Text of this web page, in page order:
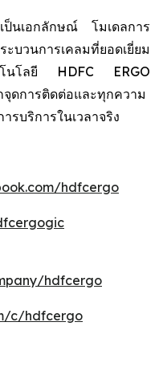
ป็นเอกลักษณ์ โมเดลการ
วนการเคลมที่ยอดเยี่ยม
โนโลยี HDFC ERGO
ดการติดต่อและทุกความ
รบริการในเวลาจริง
hdfcergo
hdfcergo
c/hdfcergo